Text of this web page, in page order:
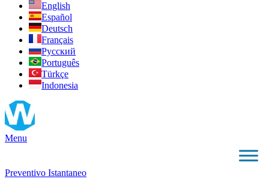
English
Español
Deutsch
Français
Русский
Português
Türkçe
Indonesia
Menu
Preventivo Istantaneo